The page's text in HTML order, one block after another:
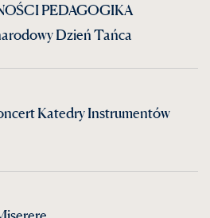
PEDAGOGIKA
Dzień Tańca
Katedry Instrumentów